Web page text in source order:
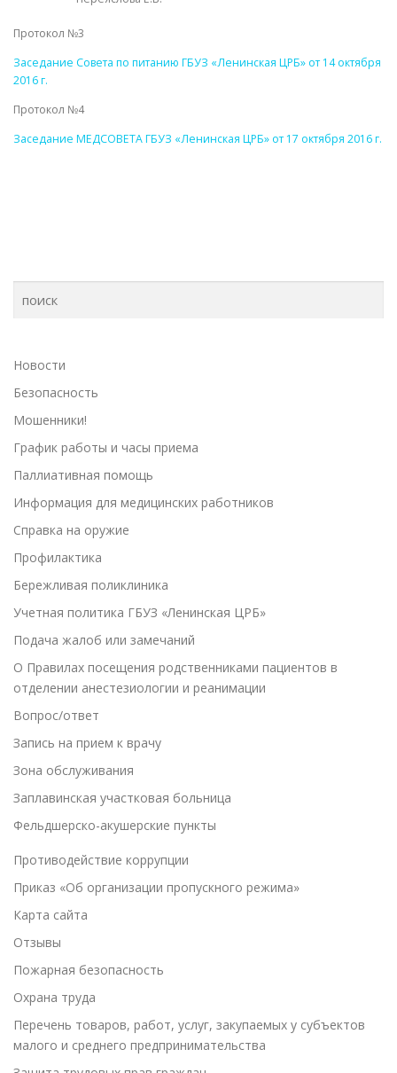
Протокол №3
Заседание Совета по питанию ГБУЗ «Ленинская ЦРБ» от 14 октября
2016 г.
Протокол №4
Заседание МЕДСОВЕТА ГБУЗ «Ленинская ЦРБ» от 17 октября 2016 г.
Новости
Безопасность
Мошенники!
График работы и часы приема
Паллиативная помощь
Информация для медицинских работников
Справка на оружие
Профилактика
Бережливая поликлиника
Учетная политика ГБУЗ «Ленинская ЦРБ»
Подача жалоб или замечаний
О Правилах посещения родственниками пациентов в
отделении анестезиологии и реанимации
Вопрос/ответ
Запись на прием к врачу
Зона обслуживания
Заплавинская участковая больница
Фельдшерско-акушерские пункты
Противодействие коррупции
Приказ «Об организации пропускного режима»
Карта сайта
Отзывы
Пожарная безопасность
Охрана труда
Перечень товаров, работ, услуг, закупаемых у субъектов
малого и среднего предпринимательства